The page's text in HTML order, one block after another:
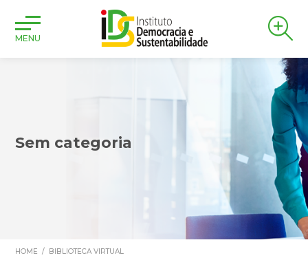
MENU
Sem categoria
HOME / BIBLIOTECA VIRTUAL